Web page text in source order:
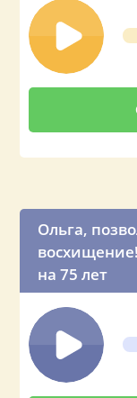
Ольга,
на 75 лет